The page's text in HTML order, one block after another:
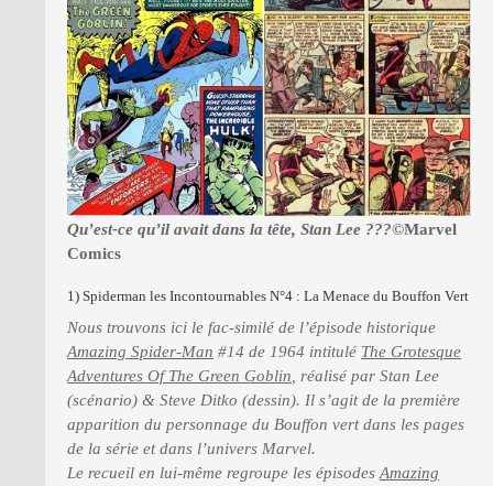
Qu’est-ce qu’il avait dans la tête, Stan Lee ???©Marvel
Comics
1) Spiderman les Incontournables N°4 : La Menace du Bouffon Vert
Nous trouvons ici le fac-similé de l’épisode historique
Amazing Spider-Man #14 de 1964 intitulé The Grotesque
Adventures Of The Green Goblin , réalisé par Stan Lee
(scénario) & Steve Ditko (dessin). Il s’agit de la première
apparition du personnage du Bouffon vert dans les pages
de la série et dans l’univers Marvel.
Le recueil en lui-même regroupe les épisodes Amazing